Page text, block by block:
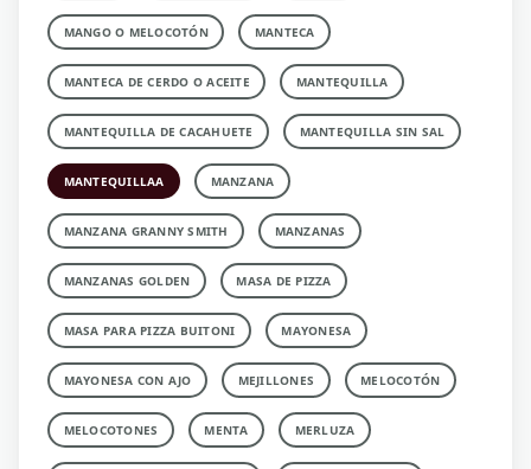
MANGO O MELOCOTÓN MANTECA
MANTECA DE CERDO O ACEITE MANTEQUILLA
MANTEQUILLA DE CACAHUETE MANTEQUILLA SIN SAL
MANTEQUILLAA MANZANA
MANZANA GRANNY SMITH MANZANAS
MANZANAS GOLDEN MASA DE PIZZA
MASA PARA PIZZA BUITONI MAYONESA
MAYONESA CON AJO MEJILLONES MELOCOTÓN
MELOCOTONES MENTA MERLUZA